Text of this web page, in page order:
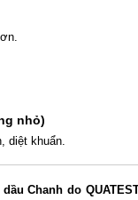
nhỏ)
diệt khuẩn.
Chanh do